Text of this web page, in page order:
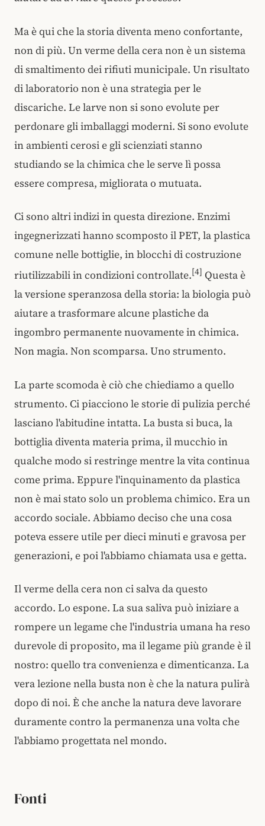
Ma è qui che la storia diventa meno confortante,
non di più. Un verme della cera non è un sistema
di smaltimento dei rifiuti municipale. Un risultato
di laboratorio non è una strategia per le
discariche. Le larve non si sono evolute per
perdonare gli imballaggi moderni. Si sono evolute
in ambienti cerosi e gli scienziati stanno
studiando se la chimica che le serve lì possa
essere compresa, migliorata o mutuata.
Ci sono altri indizi in questa direzione. Enzimi
ingegnerizzati hanno scomposto il PET, la plastica
comune nelle bottiglie, in blocchi di costruzione
riutilizzabili in condizioni controllate.[4] Questa è
la versione speranzosa della storia: la biologia può
aiutare a trasformare alcune plastiche da
ingombro permanente nuovamente in chimica.
Non magia. Non scomparsa. Uno strumento.
La parte scomoda è ciò che chiediamo a quello
strumento. Ci piacciono le storie di pulizia perché
lasciano l'abitudine intatta. La busta si buca, la
bottiglia diventa materia prima, il mucchio in
qualche modo si restringe mentre la vita continua
come prima. Eppure l'inquinamento da plastica
non è mai stato solo un problema chimico. Era un
accordo sociale. Abbiamo deciso che una cosa
poteva essere utile per dieci minuti e gravosa per
generazioni, e poi l'abbiamo chiamata usa e getta.
Il verme della cera non ci salva da questo
accordo. Lo espone. La sua saliva può iniziare a
rompere un legame che l'industria umana ha reso
durevole di proposito, ma il legame più grande è il
nostro: quello tra convenienza e dimenticanza. La
vera lezione nella busta non è che la natura pulirà
dopo di noi. È che anche la natura deve lavorare
duramente contro la permanenza una volta che
l'abbiamo progettata nel mondo.
Fonti